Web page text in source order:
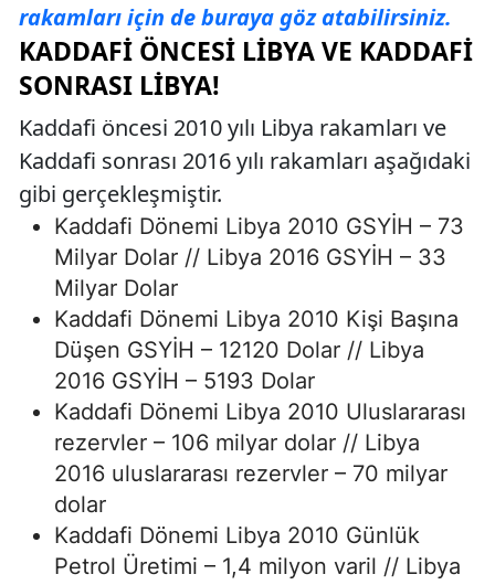
rakamları için de buraya göz atabilirsiniz.
KADDAFI ÖNCESI LIBYA VE KADDAFI
SONRASI LIBYA!
Kaddafi öncesi 2010 yılı Libya rakamları ve
Kaddafi sonrası 2016 yılı rakamları aşağıdaki
gibi gerçekleşmiştir.
Kaddafi Dönemi Libya 2010 GSYİH – 73
Milyar Dolar // Libya 2016 GSYİH – 33
Milyar Dolar
Kaddafi Dönemi Libya 2010 Kişi Başına
Düşen GSYİH – 12120 Dolar // Libya
2016 GSYİH – 5193 Dolar
Kaddafi Dönemi Libya 2010 Uluslararası
rezervler – 106 milyar dolar // Libya
2016 uluslararası rezervler – 70 milyar
dolar
Kaddafi Dönemi Libya 2010 Günlük
Petrol Üretimi – 1,4 milyon varil // Libya